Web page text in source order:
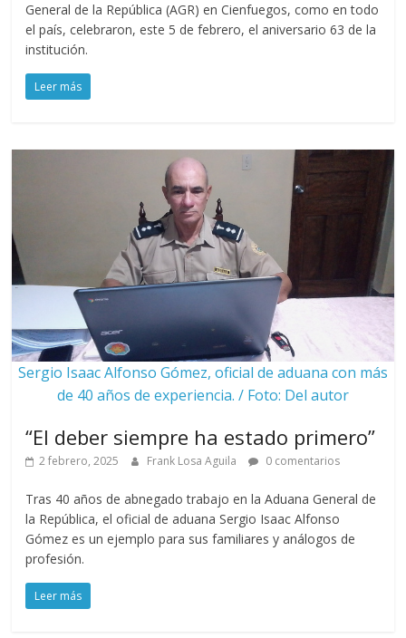
General de la República (AGR) en Cienfuegos, como en todo
el país, celebraron, este 5 de febrero, el aniversario 63 de la
institución.
Leer más
Sergio Isaac Alfonso Gómez, oficial de aduana con más
de 40 años de experiencia. / Foto: Del autor
“El deber siempre ha estado primero”
2 febrero, 2025 Frank Losa Aguila 0 comentarios
Tras 40 años de abnegado trabajo en la Aduana General de
la República, el oficial de aduana Sergio Isaac Alfonso
Gómez es un ejemplo para sus familiares y análogos de
profesión.
Leer más